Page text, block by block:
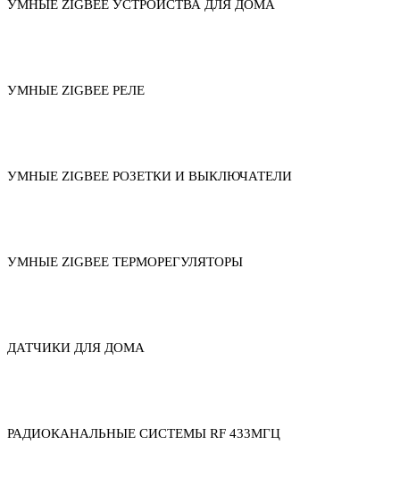
УМНЫЕ ZIGBEE УСТРОЙСТВА ДЛЯ ДОМА
УМНЫЕ ZIGBEE РЕЛЕ
УМНЫЕ ZIGBEE РОЗЕТКИ И ВЫКЛЮЧАТЕЛИ
УМНЫЕ ZIGBEE ТЕРМОРЕГУЛЯТОРЫ
ДАТЧИКИ ДЛЯ ДОМА
РАДИОКАНАЛЬНЫЕ СИСТЕМЫ RF 433МГЦ